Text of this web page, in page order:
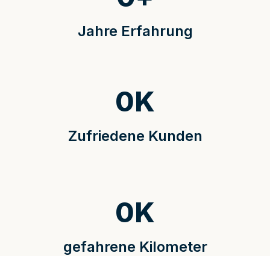
Jahre Erfahrung
Zufriedene Kunden
0K
gefahrene Kilometer
0K